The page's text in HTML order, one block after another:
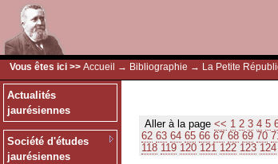
Vous êtes ici >> Accueil → Bibliographie → La Petite
Actualités
jaurésiennes
Société d'études
jaurésiennes
Aller à la page << 1 2 3 4 5
62 63 64 65 66 67 68 69 70
118 119 120 121 122 123 124